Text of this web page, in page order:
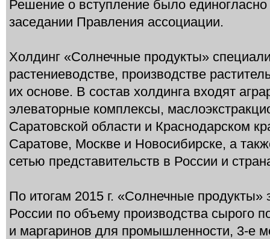
Решение о вступление было
заседании Правления ассоциации.
Холдинг «Солнечные продукты»
растениеводстве, производстве
их основе. В состав холдинга входят
элеваторные комплексы,
Саратовской области и Краснодарском
Саратове, Москве и Новосибирске, а
сетью представительств в России и
По итогам 2015 г. «Солнечные
России по объему производства сырого
и маргаринов для промышленности, 3-е